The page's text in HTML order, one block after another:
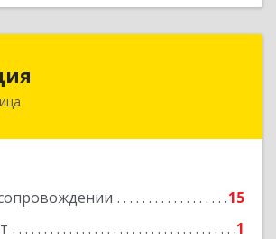
15
1
край, Северская ст-ца,